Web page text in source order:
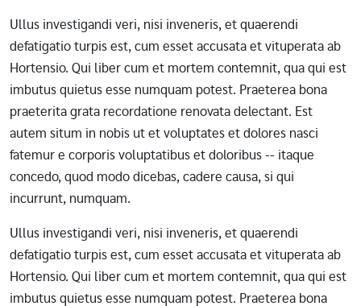
Ullus investigandi veri, nisi inveneris, et quaerendi
defatigatio turpis est, cum esset accusata et vituperata ab
Hortensio. Qui liber cum et mortem contemnit, qua qui est
imbutus quietus esse numquam potest. Praeterea bona
praeterita grata recordatione renovata delectant. Est
autem situm in nobis ut et voluptates et dolores nasci
fatemur e corporis voluptatibus et doloribus -- itaque
concedo, quod modo dicebas, cadere causa, si qui
incurrunt, numquam.
Ullus investigandi veri, nisi inveneris, et quaerendi
defatigatio turpis est, cum esset accusata et vituperata ab
Hortensio. Qui liber cum et mortem contemnit, qua qui est
imbutus quietus esse numquam potest. Praeterea bona